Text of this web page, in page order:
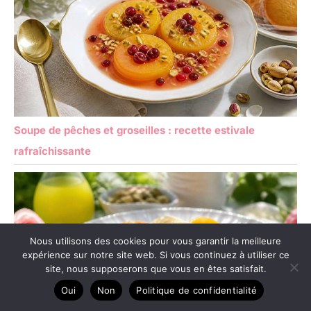
cuillères à boire sont non
seulement idéales
comme cuillères à
cocktail, mais peuvent
également être utilisées
comme cuillères à café, à
glace ou à yaourt. Elles
sont parfaites pour les
les desserts et bien plus
cuillères en acier
inoxydable est durable et
lavable au lave-vaisselle,
ajoutant une touche
d'élégance et de style à
n'importe quelle table.
Soupe de pêches et groseilles : recette estivale
rafraîchissante
Nous utilisons des cookies pour vous garantir la meilleure
expérience sur notre site web. Si vous continuez à utiliser ce
site, nous supposerons que vous en êtes satisfait.
Oui
Non Politique de confidentialité